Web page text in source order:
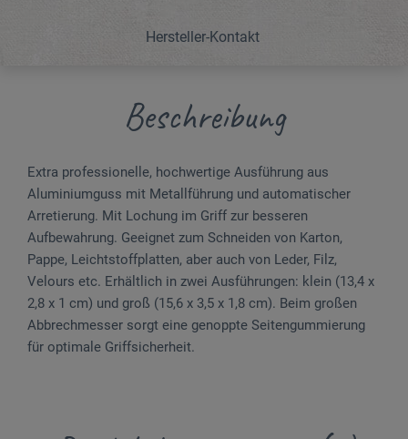
Hersteller-Kontakt
Beschreibung
Extra professionelle, hochwertige Ausführung aus
Aluminiumguss mit Metallführung und automatischer
Arretierung. Mit Lochung im Griff zur besseren
Aufbewahrung. Geeignet zum Schneiden von Karton,
Pappe, Leichtstoffplatten, aber auch von Leder, Filz,
Velours etc. Erhältlich in zwei Ausführungen: klein (13,4 x
2,8 x 1 cm) und groß (15,6 x 3,5 x 1,8 cm). Beim großen
Abbrechmesser sorgt eine genoppte Seitengummierung
für optimale Griffsicherheit.